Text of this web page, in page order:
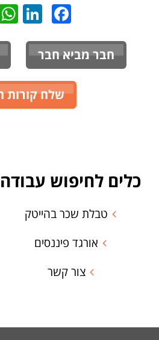
חבר מביא חבר
שלח קורות
כלים לחיפוש עבודה
טבלת שכר בהייטק
אורגד פיננסים
צור קשר